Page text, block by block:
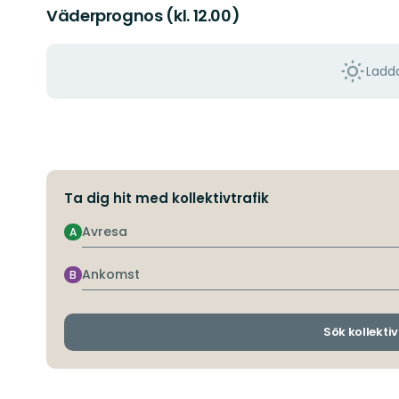
Väderprognos (kl. 12.00)
Ta dig hit med kollektivtrafik
Avresa
A
Ankomst
B
Sök